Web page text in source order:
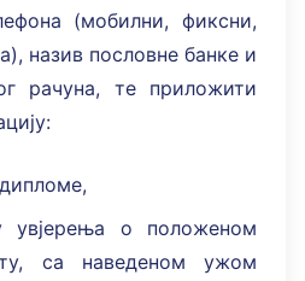
(мобилни, фиксни,
назив пословне банке и
рачуна, те приложити
увјерења о положеном
са наведеном ужом